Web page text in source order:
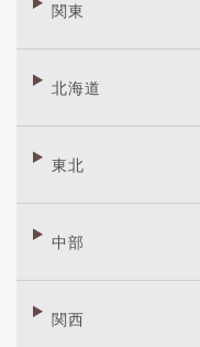
関東
北海道
東北
中部
関西